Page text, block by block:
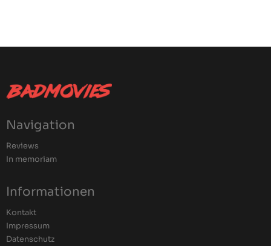
Navigation
Reviews
In memoriam
Informationen
Kontakt
Impressum
Datenschutz